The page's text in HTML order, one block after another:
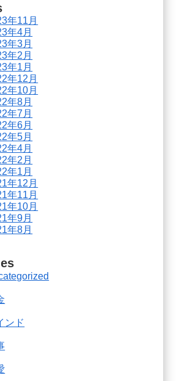
年11月
年4月
年3月
年2月
年1月
年12月
年10月
年8月
年7月
年6月
年5月
年4月
年2月
年1月
年12月
年11月
年10月
年9月
年8月
ンド